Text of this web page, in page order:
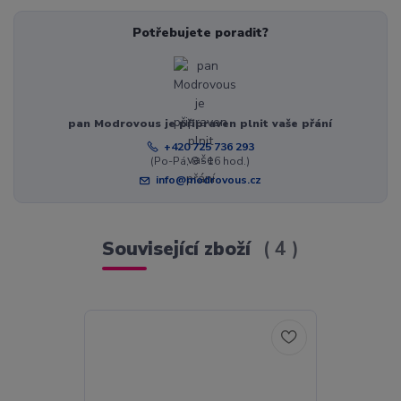
Potřebujete poradit?
pan Modrovous je připraven plnit vaše přání
+420 725 736 293
(Po-Pá, 8 - 16 hod.)
info@modrovous.cz
Související zboží 4